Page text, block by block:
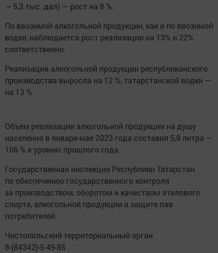
— 5,3 тыс. дал) — рост на 8 %.
По ввозимой алкогольной продукции, как и по ввозимой
водке, наблюдается рост реализации на 13% и 22%
соответственно.
Реализация алкогольной продукции республиканского
производства выросла на 12 %, татарстанской водки —
на 13 %.
Объем реализации алкогольной продукции на душу
населения в январе-мае 2023 года составил 5,8 литра —
106 % к уровню прошлого года.
Государственная инспекция Республики Татарстан
по обеспечению государственного контроля
за производством, оборотом и качеством этилового
спирта, алкогольной продукции и защите пав
потребителей.
Чистопольский территориальный орган
8-(84342)-5-49-85